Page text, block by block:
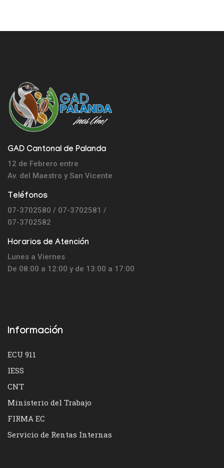
GAD Cantonal de Palanda
12 de Febrero entre
Av. del Maestro ySan Vicente
Teléfonos
07-3702580 / 07-3702581 /
07-3702582
Horarios de Atención
Lunes a Viernes
De 08:00 a 12:00 y de 13:00 a 17:00
Información
ECU 911
IESS
CNT
Ministerio del Trabajo
FIRMA EC
Servicio de Rentas Internas